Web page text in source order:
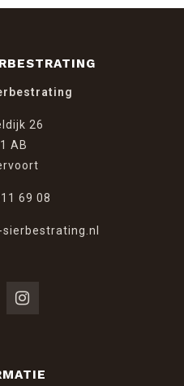
26
AB
69 08